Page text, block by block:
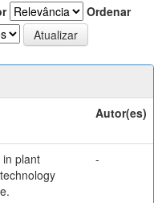
Ordenar
Autor(es)
in plant
-